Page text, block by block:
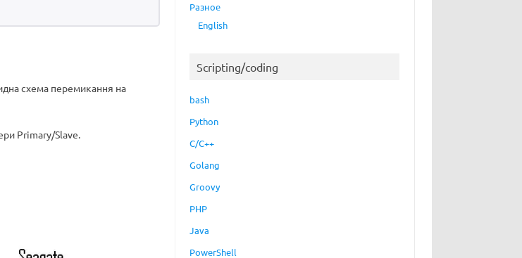
схема перемикання на
Primary/Slave.
Разное
English
Scripting/coding
bash
Python
C/C++
Golang
Groovy
PHP
Java
PowerShell